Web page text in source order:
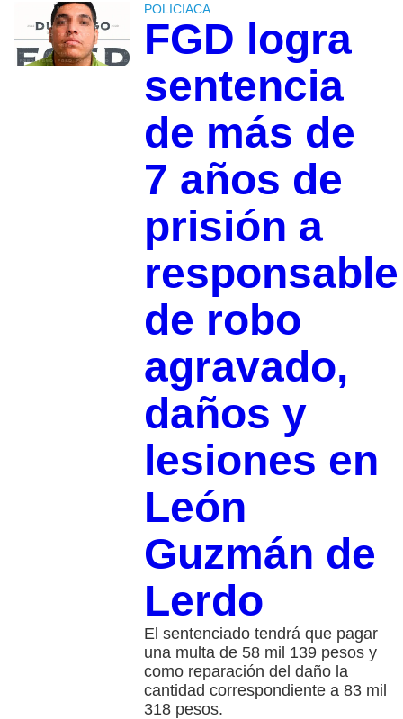
POLICIACA
FGD logra
sentencia
de más de
7 años de
prisión a
responsable
de robo
agravado,
daños y
lesiones en
León
Guzmán de
Lerdo
El sentenciado tendrá que pagar
una multa de 58 mil 139 pesos y
como reparación del daño la
cantidad correspondiente a 83 mil
318 pesos.